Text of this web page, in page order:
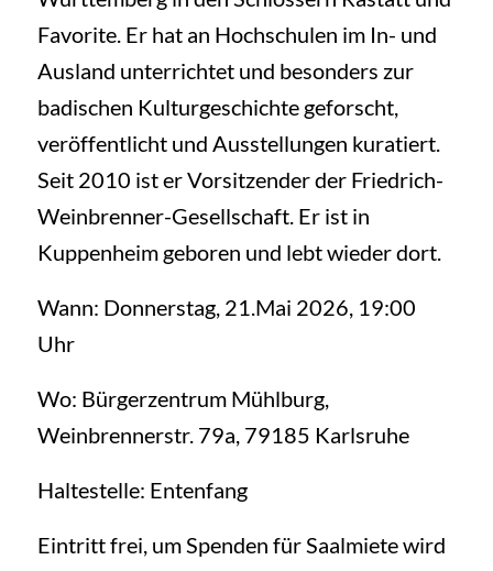
Favorite. Er hat an Hochschulen im In- und
Ausland unterrichtet und besonders zur
badischen Kulturgeschichte geforscht,
veröffentlicht und Ausstellungen kuratiert.
Seit 2010 ist er Vorsitzender der Friedrich-
Weinbrenner-Gesellschaft. Er ist in
Kuppenheim geboren und lebt wieder dort.
Wann: Donnerstag, 21.Mai 2026, 19:00
Uhr
Wo: Bürgerzentrum Mühlburg,
Weinbrennerstr. 79a, 79185 Karlsruhe
Haltestelle: Entenfang
Eintritt frei, um Spenden für Saalmiete wird